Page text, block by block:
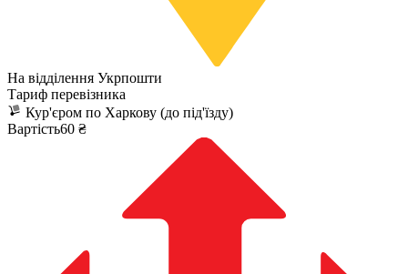
На відділення Укрпошти
Тариф перевізника
Кур'єром по Харкову (до під'їзду)
Вартість60 ₴